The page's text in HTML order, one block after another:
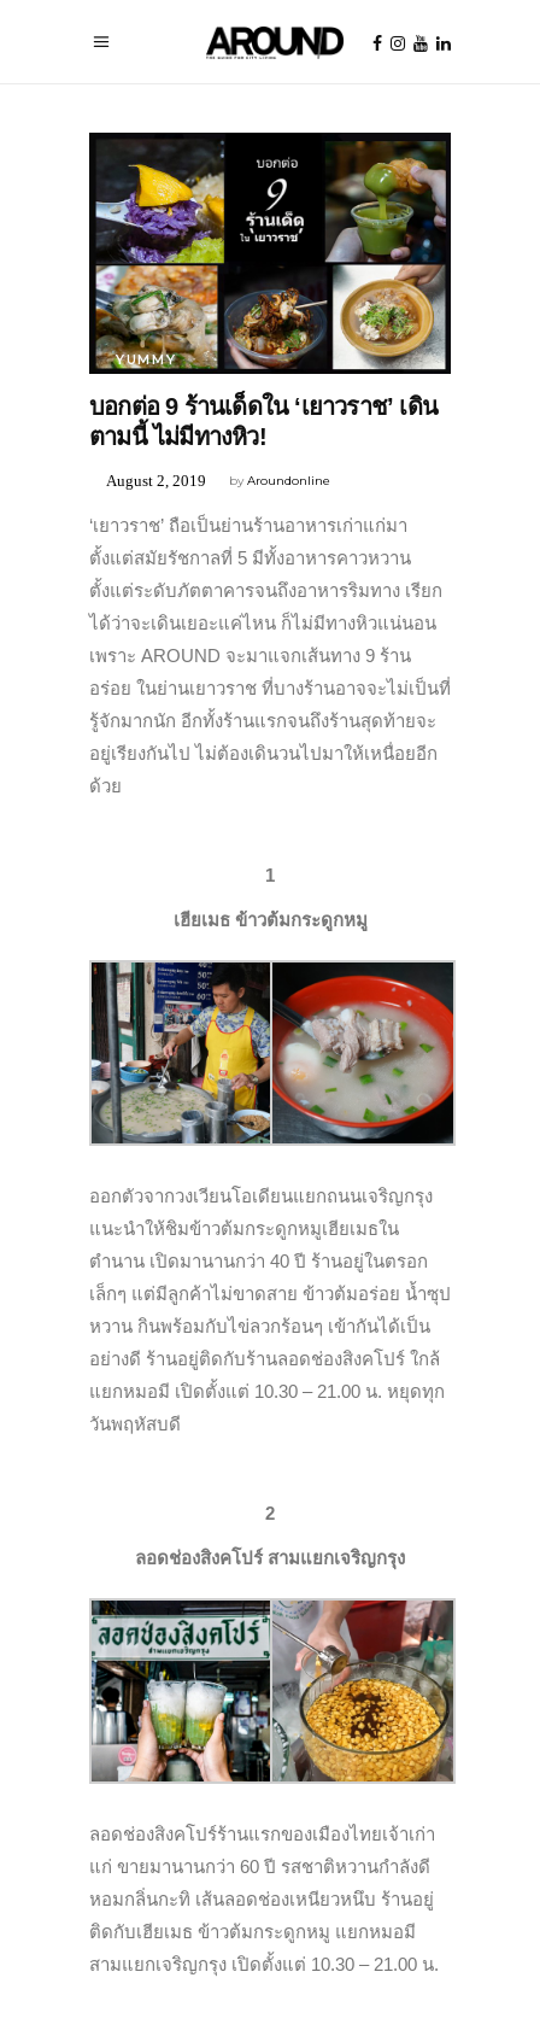
YUMMY
บอกต่อ 9 ร้านเด็ดใน ‘เยาวราช’ เดิน
ตามนี้ ไม่มีทางหิว!
byAroundonline
August 2, 2019
‘เยาวราช’ ถือเป็นย่านร้านอาหารเก่าแก่มา
ตั้งแต่สมัยรัชกาลที่ 5 มีทั้งอาหารคาวหวาน
ตั้งแต่ระดับภัตตาคารจนถึงอาหารริมทาง เรียก
ได้ว่าจะเดินเยอะแค่ไหน ก็ไม่มีทางหิวแน่นอน
เพราะ AROUND จะมาแจกเส้นทาง 9 ร้าน
อร่อย ในย่านเยาวราช ที่บางร้านอาจจะไม่เป็นที่
รู้จักมากนัก อีกทั้งร้านแรกจนถึงร้านสุดท้ายจะ
อยู่เรียงกันไป ไม่ต้องเดินวนไปมาให้เหนื่อยอีก
ด้วย
1
เฮียเมธ ข้าวต้มกระดูกหมู
ออกตัวจากวงเวียนโอเดียนแยกถนนเจริญกรุง
แนะนำให้ชิมข้าวต้มกระดูกหมูเฮียเมธใน
ตำนาน เปิดมานานกว่า 40 ปี ร้านอยู่ในตรอก
เล็กๆ แต่มีลูกค้าไม่ขาดสาย ข้าวต้มอร่อย น้ำซุป
หวาน กินพร้อมกับไข่ลวกร้อนๆ เข้ากันได้เป็น
อย่างดี ร้านอยู่ติดกับร้านลอดช่องสิงคโปร์ ใกล้
แยกหมอมี เปิดตั้งแต่ 10.30 – 21.00 น. หยุดทุก
วันพฤหัสบดี
2
ลอดช่องสิงคโปร์ สามแยกเจริญกรุง
ลอดช่องสิงคโปร์ร้านแรกของเมืองไทยเจ้าเก่า
แก่ ขายมานานกว่า 60 ปี รสชาติหวานกำลังดี
หอมกลิ่นกะทิ เส้นลอดช่องเหนียวหนึบ ร้านอยู่
ติดกับเฮียเมธ ข้าวต้มกระดูกหมู แยกหมอมี
สามแยกเจริญกรุง เปิดตั้งแต่ 10.30 – 21.00 น.